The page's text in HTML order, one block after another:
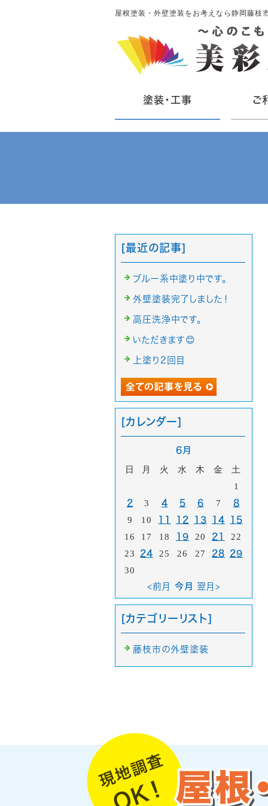
屋根塗装・外壁塗装をお考えなら静岡藤枝
塗装・工事 ご
[最近の記事]
ブルー系中塗り中です。
外壁塗装完了しました！
高圧洗浄中です。
いただきます😊
上塗り2回目
[カレンダー]
6月
日 月 火 水 木 金
土
1
2 3 4 5 6 7 8
9 10 11 12 13 14 15
16 17 18 19 20 21
22
23
24 25 26 27 28 29
30
<前月 今月 翌月>
[カテゴリーリスト]
藤枝市の外壁塗装